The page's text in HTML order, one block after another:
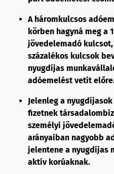
A háromkulcsos
körben hagyná meg a
jövedelemadó
százalékos kulcsok
nyugdíjas
adóemelést vetít
Jelenleg a
fizetnek
személyi
arányaiban nagyobb
jelentene a nyugdíjas
aktív korúaknak.